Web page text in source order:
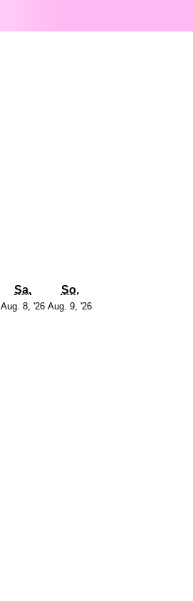
Sa. Samstag
So.
Aug. 8, '268.Aug. 9, '269.